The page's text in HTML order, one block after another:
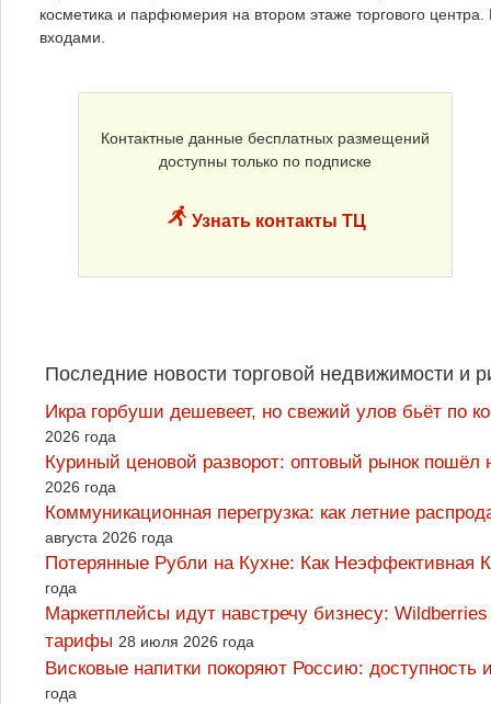
косметика и парфюмерия на втором этаже торгового
входами.
Контактные данные бесплатных размещений
доступны только по подписке
Узнать контакты ТЦ
Последние новости торговой недвижимости и
Икра горбуши дешевеет, но свежий улов бьёт по
2026 года
Куриный ценовой разворот: оптовый рынок
2026 года
Коммуникационная перегрузка: как летние
августа 2026 года
Потерянные Рубли на Кухне: Как
года
Маркетплейсы идут навстречу бизнесу:
тарифы 28 июля 2026 года
Висковые напитки покоряют Россию:
года